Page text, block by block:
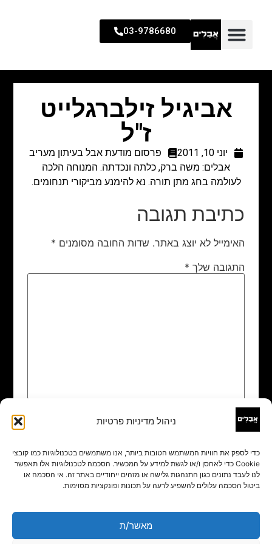
ניהול מדיניות פרטיות
כדי לספק את חוויות המשתמש הטובות ביותר, אנו משתמשים בטכנולוגיות כמו קובצי
Cookie כדי לאחסן ו/או לגשת למידע על המכשיר. הסכמה לטכנולוגיות אלו תאפשר
לנו לעבד נתונים כגון התנהגות גלישה או מזהים ייחודיים באתר זה. אי הסכמה או
ביטול הסכמה עלולים להשפיע לרעה על תכונות ופונקציות מסוימות.
מאשר/ת
03-9786680
אביגיל זילברגלייט
ז"ל
יוני 10, 2011
פרסום מודעת אבל בעיתון מעריב
אבלים: משה ברק, כלתה ונכדתה. המנוחה הלכה
לעולמה בחג מתן תורה. נא להימנע מביקורי תנחומים.
כתיבת תגובה
האימייל לא יוצג באתר. שדות החובה מסומנים *
התגובה שלך *
שם
אימייל*